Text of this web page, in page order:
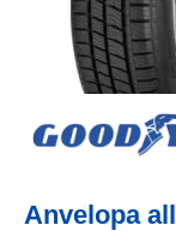
Anvelopa